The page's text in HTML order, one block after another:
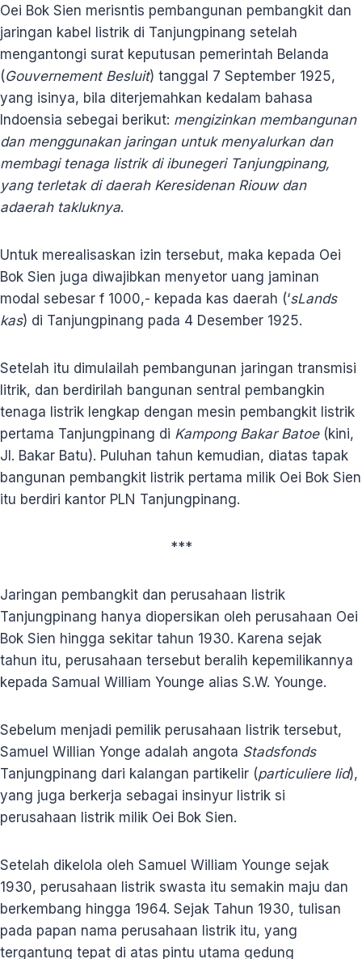
Oei Bok Sien merisntis pembangunan pembangkit dan
jaringan kabel listrik di Tanjungpinang setelah
mengantongi surat keputusan pemerintah Belanda
(Gouvernement Besluit) tanggal 7 September 1925,
yang isinya, bila diterjemahkan kedalam bahasa
Indoensia sebegai berikut: mengizinkan membangunan
dan menggunakan jaringan untuk menyalurkan dan
membagi tenaga listrik di ibunegeri Tanjungpinang,
yang terletak di daerah Keresidenan Riouw dan
adaerah takluknya.
Untuk merealisaskan izin tersebut, maka kepada Oei
Bok Sien juga diwajibkan menyetor uang jaminan
modal sebesar f 1000,- kepada kas daerah (‘sLands
kas) di Tanjungpinang pada 4 Desember 1925.
Setelah itu dimulailah pembangunan jaringan transmisi
litrik, dan berdirilah bangunan sentral pembangkin
tenaga listrik lengkap dengan mesin pembangkit listrik
pertama Tanjungpinang di Kampong Bakar Batoe(kini,
Jl. Bakar Batu). Puluhan tahun kemudian, diatas tapak
bangunan pembangkit listrik pertama milik Oei Bok Sien
itu berdiri kantor PLN Tanjungpinang.
***
Jaringan pembangkit dan perusahaan listrik
Tanjungpinang hanya diopersikan oleh perusahaan Oei
Bok Sien hingga sekitar tahun 1930. Karena sejak
tahun itu, perusahaan tersebut beralih kepemilikannya
kepada Samual William Younge alias S.W. Younge.
Sebelum menjadi pemilik perusahaan listrik tersebut,
Samuel Willian Yonge adalah angota Stadsfonds
Tanjungpinang dari kalangan partikelir (particuliere lid),
yang juga berkerja sebagai insinyur listrik si
perusahaan listrik milik Oei Bok Sien.
Setelah dikelola oleh Samuel William Younge sejak
1930, perusahaan listrik swasta itu semakin maju dan
berkembang hingga 1964. Sejak Tahun 1930, tulisan
pada papan nama perusahaan listrik itu, yang
tergantung tepat di atas pintu utama gedung